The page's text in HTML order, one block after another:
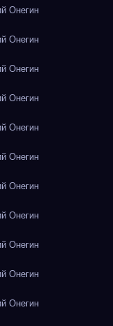
Онегин
Онегин
Онегин
Онегин
Онегин
Онегин
Онегин
Онегин
Онегин
Онегин
Онегин